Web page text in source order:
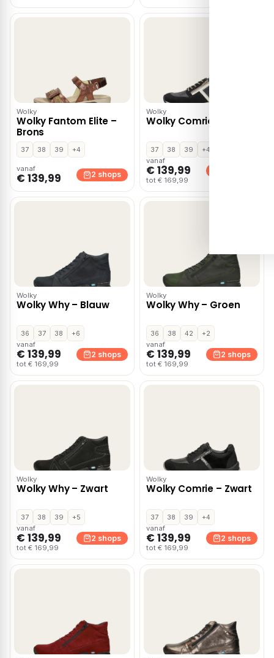
Wolky
Wolky Fantom Elite –
Brons
37 38 39 +4
vanaf
€ 139,99 2 shops
Wolky
Wolky Comrie – Blauw
37 38 39
+4
vanaf
€ 139,99
tot € 169,99
Wolky
Wolky Why – Blauw
36 37 38
+6
vanaf
€ 139,99
tot € 169,99
2 shops
Wolky
Wolky Why – Groen
36 38 42
+2
vanaf
€ 139,99
tot € 169,99
2 shops
Wolky
Wolky Why – Zwart
37 38 39
+5
vanaf
€ 139,99
tot € 169,99
2 shops
Wolky
Wolky Comrie – Zwart
37 38 39
+4
vanaf
€ 139,99
tot € 169,99
2 shops